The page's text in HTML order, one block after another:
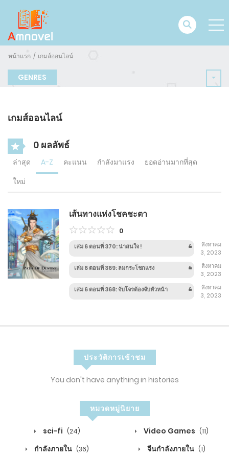
หน้าแรก เกมส์ออนไลน์
GENRES
เกมส์ออนไลน์
0 ผลลัพธ์
ล่าสุด A-Z คะแนน กำลังมาแรง
ยอดอ่านมากที่สุด
ใหม่
เส้นทางแห่งโชคชะตา
0
เล่ม 6 ตอนที่ 370: น่าสนใจ !
สิงหาคม
3, 2023
เล่ม 6 ตอนที่ 369: ลมกระโชกแรง
สิงหาคม
3, 2023
เล่ม 6 ตอนที่ 368: จับโจรต้องจับหัวหน้า
สิงหาคม
3, 2023
ประวัติการเข้าชม
You don't have anything in histories
หมวดหมู่นิยาย
sci-fi (24) Video Games (11)
กำลังภายใน (36) จีนกำลังภายใน (1)